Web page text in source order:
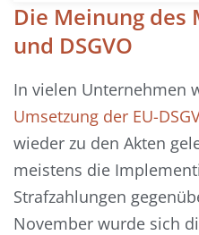
Die Meinung des
und DSGVO
In vielen Unternehmen
Umsetzung der EU-
wieder zu den Akten
meistens die
Strafzahlungen
November wurde sich